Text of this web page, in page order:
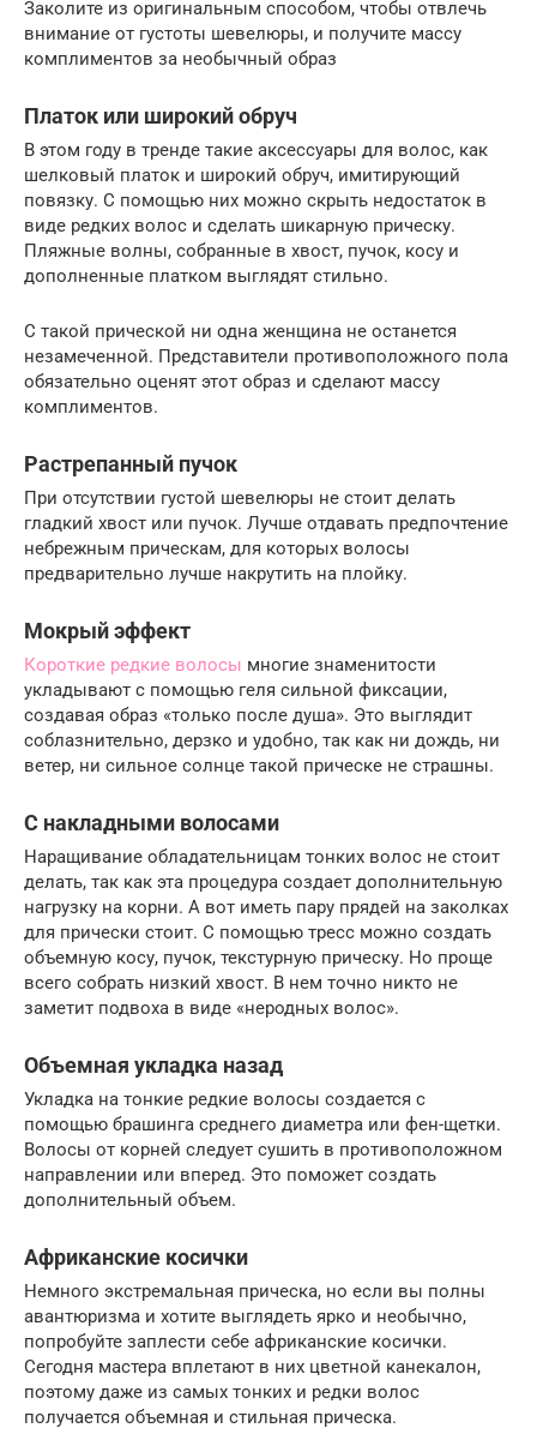
Заколите из оригинальным способом, чтобы отвлечь
внимание от густоты шевелюры, и получите массу
комплиментов за необычный образ
Платок или широкий обруч
В этом году в тренде такие аксессуары для волос, как
шелковый платок и широкий обруч, имитирующий
повязку. С помощью них можно скрыть недостаток в
виде редких волос и сделать шикарную прическу.
Пляжные волны, собранные в хвост, пучок, косу и
дополненные платком выглядят стильно.
С такой прической ни одна женщина не останется
незамеченной. Представители противоположного пола
обязательно оценят этот образ и сделают массу
комплиментов.
Растрепанный пучок
При отсутствии густой шевелюры не стоит делать
гладкий хвост или пучок. Лучше отдавать предпочтение
небрежным прическам, для которых волосы
предварительно лучше накрутить на плойку.
Мокрый эффект
Короткие редкие волосы многие знаменитости
укладывают с помощью геля сильной фиксации,
создавая образ «только после душа». Это выглядит
соблазнительно, дерзко и удобно, так как ни дождь, ни
ветер, ни сильное солнце такой прическе не страшны.
С накладными волосами
Наращивание обладательницам тонких волос не стоит
делать, так как эта процедура создает дополнительную
нагрузку на корни. А вот иметь пару прядей на заколках
для прически стоит. С помощью тресс можно создать
объемную косу, пучок, текстурную прическу. Но проще
всего собрать низкий хвост. В нем точно никто не
заметит подвоха в виде «неродных волос».
Объемная укладка назад
Укладка на тонкие редкие волосы создается с
помощью брашинга среднего диаметра или фен-щетки.
Волосы от корней следует сушить в противоположном
направлении или вперед. Это поможет создать
дополнительный объем.
Африканские косички
Немного экстремальная прическа, но если вы полны
авантюризма и хотите выглядеть ярко и необычно,
попробуйте заплести себе африканские косички.
Сегодня мастера вплетают в них цветной канекалон,
поэтому даже из самых тонких и редки волос
получается объемная и стильная прическа.